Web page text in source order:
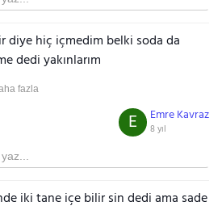
diye hiç içmedim belki soda da
dedi yakınlarım
fazla
Emre Kavraz
8 yıl
E
iki tane içe bilir sin dedi ama sade